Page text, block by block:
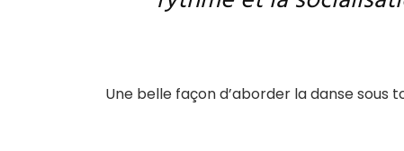
Une belle façon d’aborder la danse sous